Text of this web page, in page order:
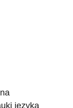
języka